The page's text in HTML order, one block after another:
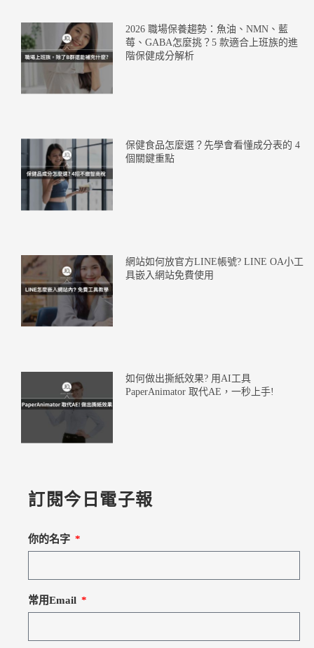
2026 職場保養趨勢：魚油、NMN、藍
莓、GABA怎麼挑？5 款適合上班族的進
階保健成分解析
保健食品怎麼選？先學會看懂成分表的 4
個關鍵重點
網站如何放官方LINE帳號? LINE OA小工
具嵌入網站免費使用
如何做出撕紙效果? 用AI工具
PaperAnimator 取代AE，一秒上手!
訂閱今日電子報
你的名字
常用Email